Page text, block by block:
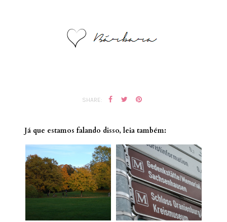
SHARE:
Já que estamos falando disso, leia também: